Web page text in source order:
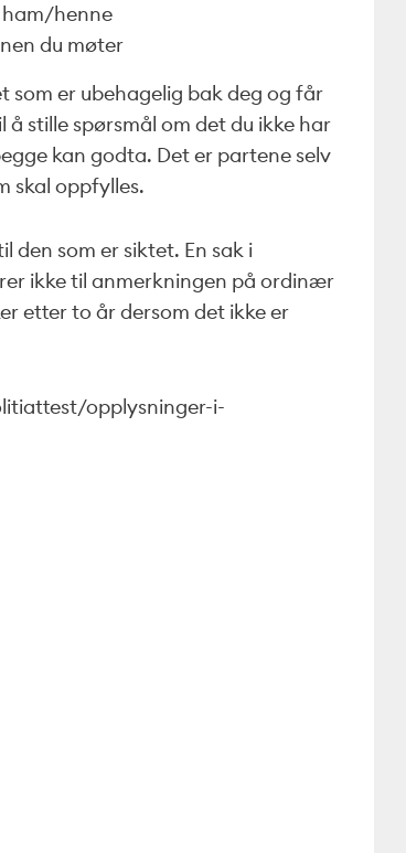
ham/henne
du møter
er ubehagelig bak deg og får
stille spørsmål om det du ikke har
kan godta. Det er partene selv
skal oppfylles.
som er siktet. En sak i
ikke til anmerkningen på ordinær
etter to år dersom det ikke er
opplysninger-i-